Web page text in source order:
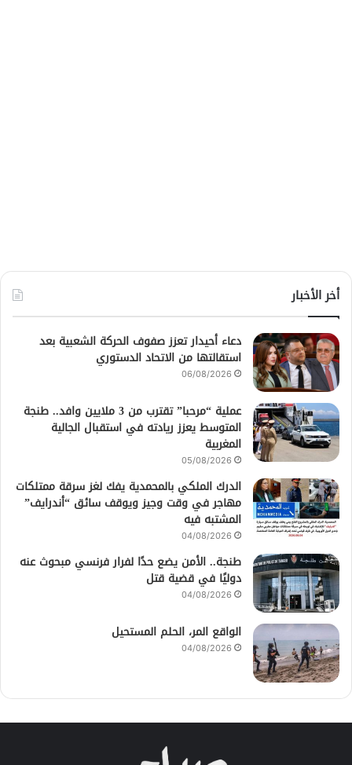
أخر الأخبار
دعاء أحيدار تعزز صفوف الحركة الشعبية بعد
استقالتها من الاتحاد الدستوري
06/08/2026
عملية “مرحبا” تقترب من 3 ملايين وافد.. طنجة
المتوسط يعزز ريادته في استقبال الجالية
المغربية
05/08/2026
الدرك الملكي بالمحمدية يفك لغز سرقة ممتلكات
مهاجر في وقت وجيز ويوقف سائق “أندرايف”
المشتبه فيه
04/08/2026
طنجة.. الأمن يضع حدًا لفرار فرنسي مبحوث عنه
دوليًا في قضية قتل
04/08/2026
الواقع المر، الحلم المستحيل
04/08/2026